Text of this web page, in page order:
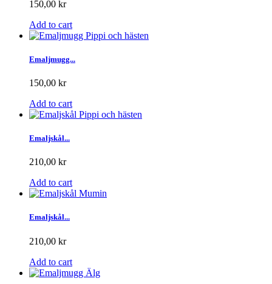
150,00 kr
Add to cart
Emaljmugg...
150,00 kr
Add to cart
Emaljskål...
210,00 kr
Add to cart
Emaljskål...
210,00 kr
Add to cart